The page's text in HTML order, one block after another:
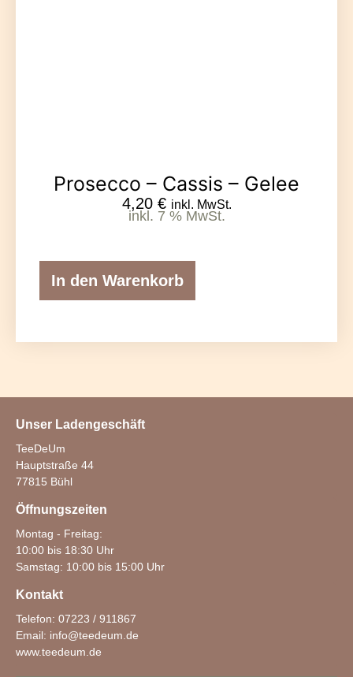
Prosecco – Cassis – Gelee
4,20 € inkl. MwSt.
inkl. 7 % MwSt.
In den Warenkorb
Unser Ladengeschäft
TeeDeUm
Hauptstraße 44
77815 Bühl
Öffnungszeiten
Montag - Freitag:
10:00 bis 18:30 Uhr
Samstag: 10:00 bis 15:00 Uhr
Kontakt
Telefon: 07223 / 911867
Email: info@teedeum.de
www.teedeum.de